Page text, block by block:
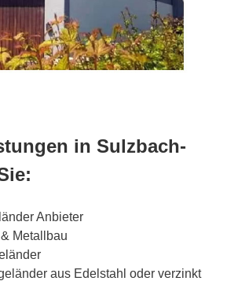
in Sulzbach-
Anbieter
Metallbau
aus Edelstahl oder verzinkt